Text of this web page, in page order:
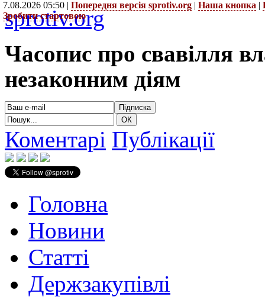
7.08.2026 05:50 | Попередня версія sprotiv.org | Наша кнопка |
Зробити стартовою
sprotiv.org
Часопис про свавілля
незаконним діям
Коментарі Публікації
Головна
Новини
Статті
Держзакупівлі